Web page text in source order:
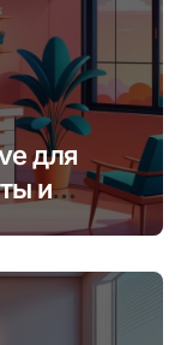
для
и